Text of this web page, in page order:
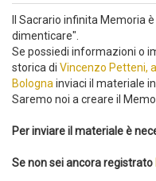
Il Sacrario infinita Memoria
dimenticare".
Se possiedi informazioni o
storica di Vincenzo Petteni,
Bologna inviaci il materiale
Saremo noi a creare il
Per inviare il materiale è
Se non sei ancora registrato